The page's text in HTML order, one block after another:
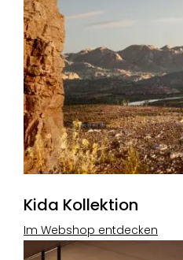
Kida Kollektion
Im Webshop entdecken